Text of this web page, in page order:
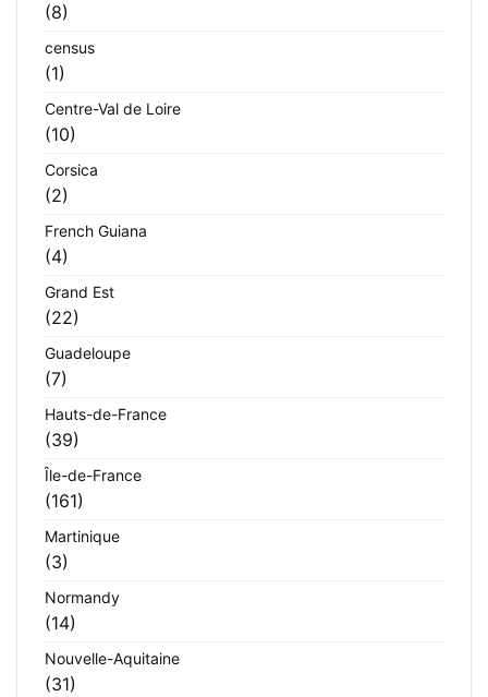
(8)
census
(1)
Centre-Val de Loire
(10)
Corsica
(2)
French Guiana
(4)
Grand Est
(22)
Guadeloupe
(7)
Hauts-de-France
(39)
Île-de-France
(161)
Martinique
(3)
Normandy
(14)
Nouvelle-Aquitaine
(31)